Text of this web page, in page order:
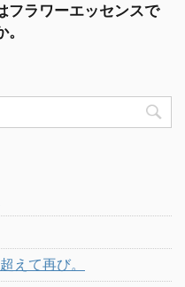
フラワーエッセンスで
えて再び。